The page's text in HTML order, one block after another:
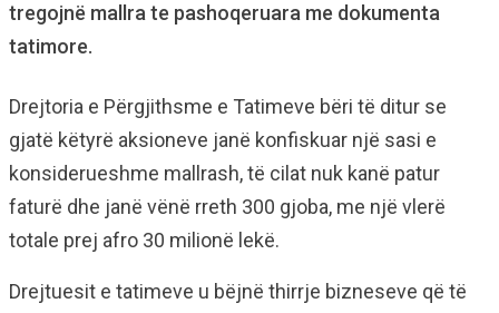
tregojnë mallra te pashoqeruara me dokumenta
tatimore.
Drejtoria e Përgjithsme e Tatimeve bëri të ditur se
gjatë këtyrë aksioneve janë konfiskuar një sasi e
konsiderueshme mallrash, të cilat nuk kanë patur
faturë dhe janë vënë rreth 300 gjoba, me një vlerë
totale prej afro 30 milionë lekë.
Drejtuesit e tatimeve u bëjnë thirrje bizneseve që të